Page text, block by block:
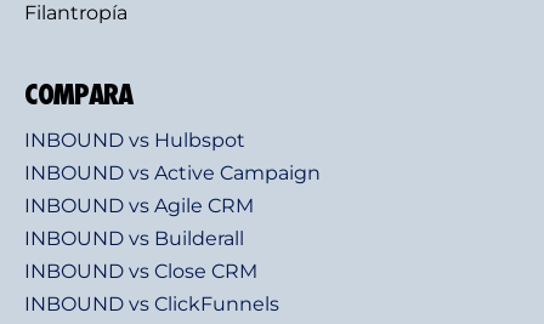
Filantropía
COMPARA
INBOUND vs Hulbspot
INBOUND vs Active Campaign
INBOUND vs Agile CRM
INBOUND vs Builderall
INBOUND vs Close CRM
INBOUND vs ClickFunnels